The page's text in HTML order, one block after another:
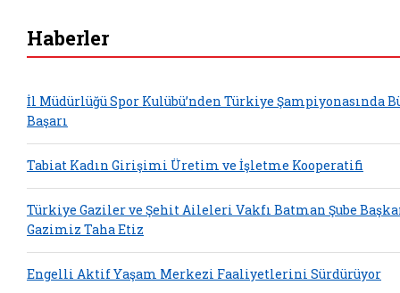
Haberler
İl Müdürlüğü Spor Kulübü’nden Türkiye Şampiyonasında
Başarı
Tabiat Kadın Girişimi Üretim ve İşletme Kooperatifi
Türkiye Gaziler ve Şehit Aileleri Vakfı Batman Şube
Gazimiz Taha Etiz
Engelli Aktif Yaşam Merkezi Faaliyetlerini Sürdürüyor